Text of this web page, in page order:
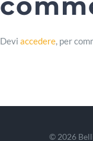
Devi accedere, per
© 2026